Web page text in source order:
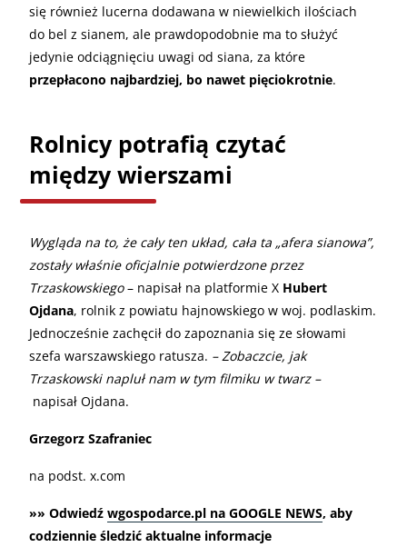
się również lucerna dodawana w niewielkich ilościach
do bel z sianem, ale prawdopodobnie ma to służyć
jedynie odciągnięciu uwagi od siana, za które
przepłacono najbardziej, bo nawet pięciokrotnie.
Rolnicy potrafią czytać
między wierszami
Wygląda na to, że cały ten układ, cała ta „afera sianowa”,
zostały właśnie oficjalnie potwierdzone przez
Trzaskowskiego– napisał na platformie X Hubert
Ojdana, rolnik z powiatu hajnowskiego w woj. podlaskim.
Jednocześnie zachęcił do zapoznania się ze słowami
szefa warszawskiego ratusza. – Zobaczcie, jak
Trzaskowski napluł nam w tym filmiku w twarz –
napisał Ojdana.
Grzegorz Szafraniec
na podst. x.com
»» Odwiedź wgospodarce.pl na GOOGLE NEWS, aby
codziennie śledzić aktualne informacje